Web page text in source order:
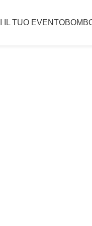
IL TUO EVENTO